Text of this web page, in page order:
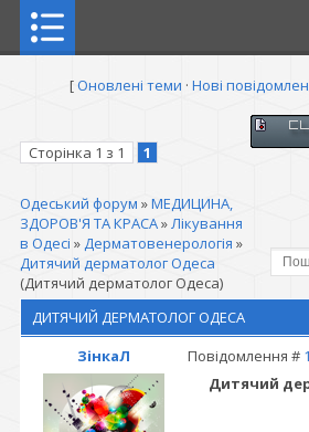
[Оновлені теми · Нові
Сторінка 1 з 1 1
Одеський форум »МЕДИЦИНА,
ЗДОРОВ'Я ТА КРАСА»Лікування
в Одесі »Дерматовенерологія »
Дитячий дерматолог Одеса
(Дитячий дерматолог Одеса)
ДИТЯЧИЙ ДЕРМАТОЛОГ ОДЕСА
ЗінкаЛ
Повідомлення # 1
Дитячий